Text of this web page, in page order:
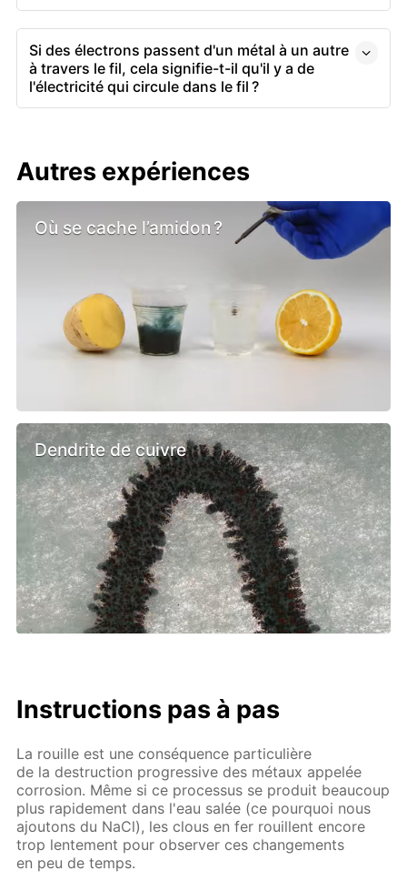
Si des électrons passent d'un métal à un autre
à travers le fil, cela signifie-t-il qu'il y a de
l'électricité qui circule dans le fil ?
Autres expériences
Où se cache l’amidon ?
Dendrite de cuivre
Instructions pas à pas
La rouille est une conséquence particulière
de la destruction progressive des métaux appelée
corrosion. Même si ce processus se produit beaucoup
plus rapidement dans l'eau salée (ce pourquoi nous
ajoutons du NaCl), les clous en fer rouillent encore
trop lentement pour observer ces changements
en peu de temps.